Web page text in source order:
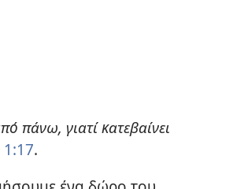
πάνω, γιατί κατεβαίνει
.